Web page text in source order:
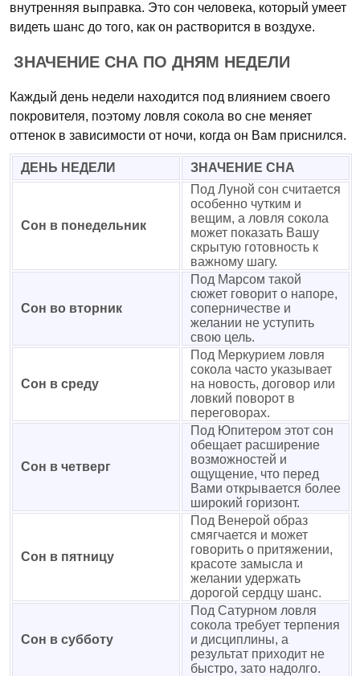
внутренняя выправка. Это сон человека, который умеет
видеть шанс до того, как он растворится в воздухе.
ЗНАЧЕНИЕ СНА ПО ДНЯМ НЕДЕЛИ
Каждый день недели находится под влиянием своего
покровителя, поэтому ловля сокола во сне меняет
оттенок в зависимости от ночи, когда он Вам приснился.
ДЕНЬ НЕДЕЛИ ЗНАЧЕНИЕ СНА
Сон в понедельник
Под Луной сон считается
особенно чутким и
вещим, а ловля сокола
может показать Вашу
скрытую готовность к
важному шагу.
Сон во вторник
Под Марсом такой
сюжет говорит о напоре,
соперничестве и
желании не уступить
свою цель.
Сон в среду
Под Меркурием ловля
сокола часто указывает
на новость, договор или
ловкий поворот в
переговорах.
Сон в четверг
Под Юпитером этот сон
обещает расширение
возможностей и
ощущение, что перед
Вами открывается более
широкий горизонт.
Сон в пятницу
Под Венерой образ
смягчается и может
говорить о притяжении,
красоте замысла и
желании удержать
дорогой сердцу шанс.
Сон в субботу
Под Сатурном ловля
сокола требует терпения
и дисциплины, а
результат приходит не
быстро, зато надолго.